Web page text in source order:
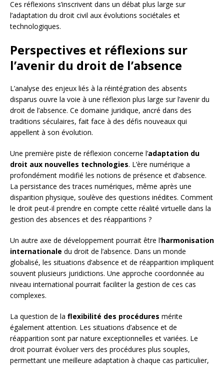
Ces réflexions s’inscrivent dans un débat plus large sur
l’adaptation du droit civil aux évolutions sociétales et
technologiques.
Perspectives et réflexions sur
l’avenir du droit de l’absence
L’analyse des enjeux liés à la réintégration des absents
disparus ouvre la voie à une réflexion plus large sur l’avenir du
droit de l’absence. Ce domaine juridique, ancré dans des
traditions séculaires, fait face à des défis nouveaux qui
appellent à son évolution.
Une première piste de réflexion concerne l’adaptation du
droit aux nouvelles technologies. L’ère numérique a
profondément modifié les notions de présence et d’absence.
La persistance des traces numériques, même après une
disparition physique, soulève des questions inédites. Comment
le droit peut-il prendre en compte cette réalité virtuelle dans la
gestion des absences et des réapparitions ?
Un autre axe de développement pourrait être l’harmonisation
internationale du droit de l’absence. Dans un monde
globalisé, les situations d’absence et de réapparition impliquent
souvent plusieurs juridictions. Une approche coordonnée au
niveau international pourrait faciliter la gestion de ces cas
complexes.
La question de la flexibilité des procédures mérite
également attention. Les situations d’absence et de
réapparition sont par nature exceptionnelles et variées. Le
droit pourrait évoluer vers des procédures plus souples,
permettant une meilleure adaptation à chaque cas particulier,